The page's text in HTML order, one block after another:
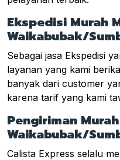
Ekspedisi Murah
Waikabubak/
Sebagai jasa Ekspedisi
layanan yang kami
banyak dari customer
karena tarif yang kami
Pengiriman
Waikabubak/
Calista Express selalu